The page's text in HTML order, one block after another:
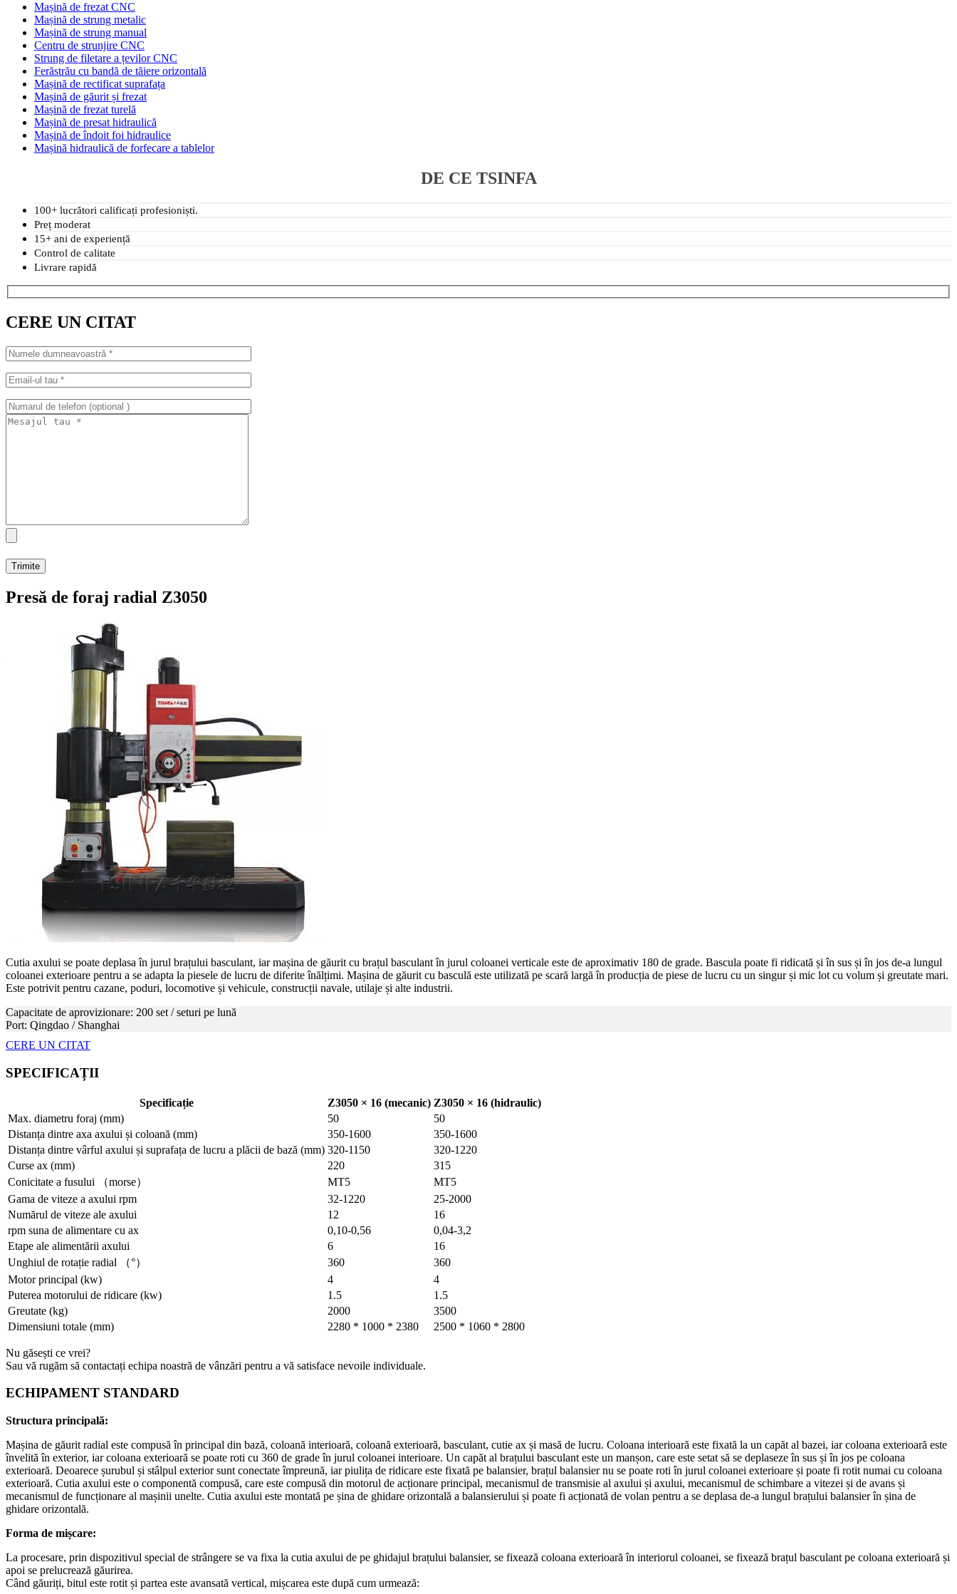
Mașină de frezat CNC
Mașină de strung metalic
Mașină de strung manual
Centru de strunjire CNC
Strung de filetare a țevilor CNC
Ferăstrău cu bandă de tăiere orizontală
Mașină de rectificat suprafața
Mașină de găurit și frezat
Mașină de frezat turelă
Mașină de presat hidraulică
Mașină de îndoit foi hidraulice
Mașină hidraulică de forfecare a tablelor
DE CE TSINFA
100+ lucrători calificați profesioniști.
Preț moderat
15+ ani de experiență
Control de calitate
Livrare rapidă
CERE UN CITAT
Presă de foraj radial Z3050
Cutia axului se poate deplasa în jurul brațului basculant, iar mașina de găurit cu brațul basculant în jurul coloanei verticale este de aproximativ 180 de grade. Bascula poate fi ridicată și în sus și în jos de-a lungul
coloanei exterioare pentru a se adapta la piesele de lucru de diferite înălțimi. Mașina de găurit cu basculă este utilizată pe scară largă în producția de piese de lucru cu un singur și mic lot cu volum și greutate mari.
Este potrivit pentru cazane, poduri, locomotive și vehicule, construcții navale, utilaje și alte industrii.
Capacitate de aprovizionare: 200 set / seturi pe lună
Port: Qingdao / Shanghai
CERE UN CITAT
SPECIFICAȚII
Specificație Z3050 × 16 (mecanic) Z3050 × 16 (hidraulic)
Max. diametru foraj (mm)
50
50
Distanța dintre axa axului și coloană (mm)
350-1600
350-1600
Distanța dintre vârful axului și suprafața de lucru a plăcii de bază (mm) 320-1150
320-1220
Curse ax (mm)
220
315
Conicitate a fusului （morse）
MT5
MT5
Gama de viteze a axului rpm
32-1220
25-2000
Numărul de viteze ale axului
12
16
rpm suna de alimentare cu ax
0,10-0,56
0,04-3,2
Etape ale alimentării axului
6
16
Unghiul de rotație radial （°）
360
360
Motor principal (kw)
4
4
Puterea motorului de ridicare (kw)
1.5
1.5
Greutate (kg)
2000
3500
Dimensiuni totale (mm)
2280 * 1000 * 2380 2500 * 1060 * 2800
Nu găsești ce vrei?
Sau vă rugăm să contactați echipa noastră de vânzări pentru a vă satisface nevoile individuale.
ECHIPAMENT STANDARD
Structura principală:
Mașina de găurit radial este compusă în principal din bază, coloană interioară, coloană exterioară, basculant, cutie ax și masă de lucru. Coloana interioară este fixată la un capăt al bazei, iar coloana exterioară este
învelită în exterior, iar coloana exterioară se poate roti cu 360 de grade în jurul coloanei interioare. Un capăt al brațului basculant este un manșon, care este setat să se deplaseze în sus și în jos pe coloana
exterioară. Deoarece șurubul și stâlpul exterior sunt conectate împreună, iar piulița de ridicare este fixată pe balansier, brațul balansier nu se poate roti în jurul coloanei exterioare și poate fi rotit numai cu coloana
exterioară. Cutia axului este o componentă compusă, care este compusă din motorul de acționare principal, mecanismul de transmisie al axului și axului, mecanismul de schimbare a vitezei și de avans și
mecanismul de funcționare al mașinii unelte. Cutia axului este montată pe șina de ghidare orizontală a balansierului și poate fi acționată de volan pentru a se deplasa de-a lungul brațului balansier în șina de
ghidare orizontală.
Forma de mișcare:
La procesare, prin dispozitivul special de strângere se va fixa la cutia axului de pe ghidajul brațului balansier, se fixează coloana exterioară în interiorul coloanei, se fixează brațul basculant pe coloana exterioară și
apoi se prelucrează găurirea.
Când găuriți, bitul este rotit și partea este avansată vertical, mișcarea este după cum urmează: